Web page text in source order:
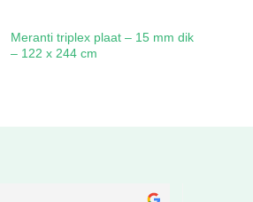
Meranti triplex plaat – 15 mm dik
– 122 x 244 cm